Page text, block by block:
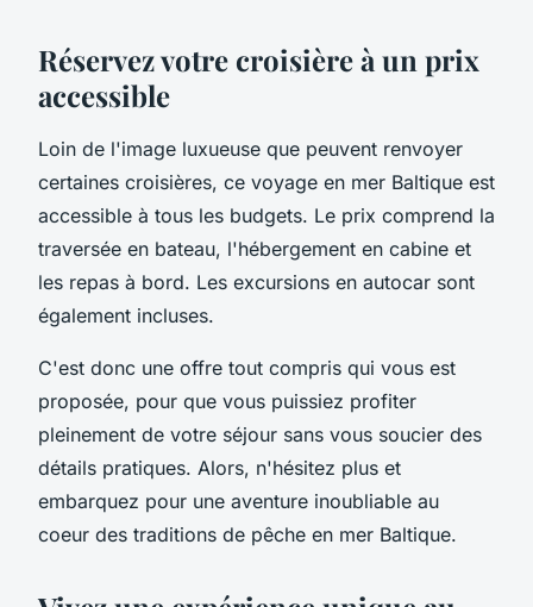
Réservez votre croisière à un prix
accessible
Loin de l'image luxueuse que peuvent renvoyer
certaines croisières, ce voyage en mer Baltique est
accessible à tous les budgets. Le prix comprend la
traversée en bateau, l'hébergement en cabine et
les repas à bord. Les excursions en autocar sont
également incluses.
C'est donc une offre tout compris qui vous est
proposée, pour que vous puissiez profiter
pleinement de votre séjour sans vous soucier des
détails pratiques. Alors, n'hésitez plus et
embarquez pour une aventure inoubliable au
coeur des traditions de pêche en mer Baltique.